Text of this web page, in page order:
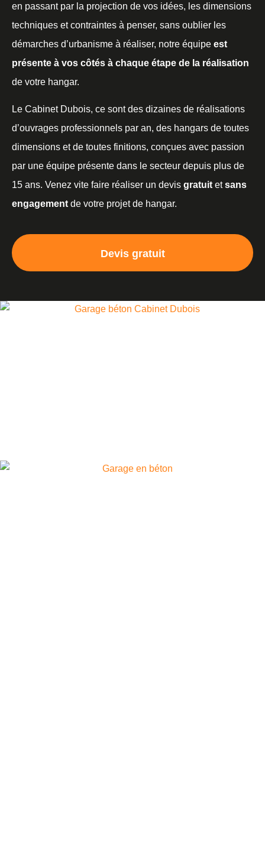
en passant par la projection de vos idées, les dimensions
techniques et contraintes à penser, sans oublier les
démarches d’urbanisme à réaliser, notre équipe est
présente à vos côtés à chaque étape de la réalisation
de votre hangar.
Le Cabinet Dubois, ce sont des dizaines de réalisations
d’ouvrages professionnels par an, des hangars de toutes
dimensions et de toutes finitions, conçues avec passion
par une équipe présente dans le secteur depuis plus de
15 ans. Venez vite faire réaliser un devis gratuit etsans
engagement de votre projet de hangar.
Devis gratuit